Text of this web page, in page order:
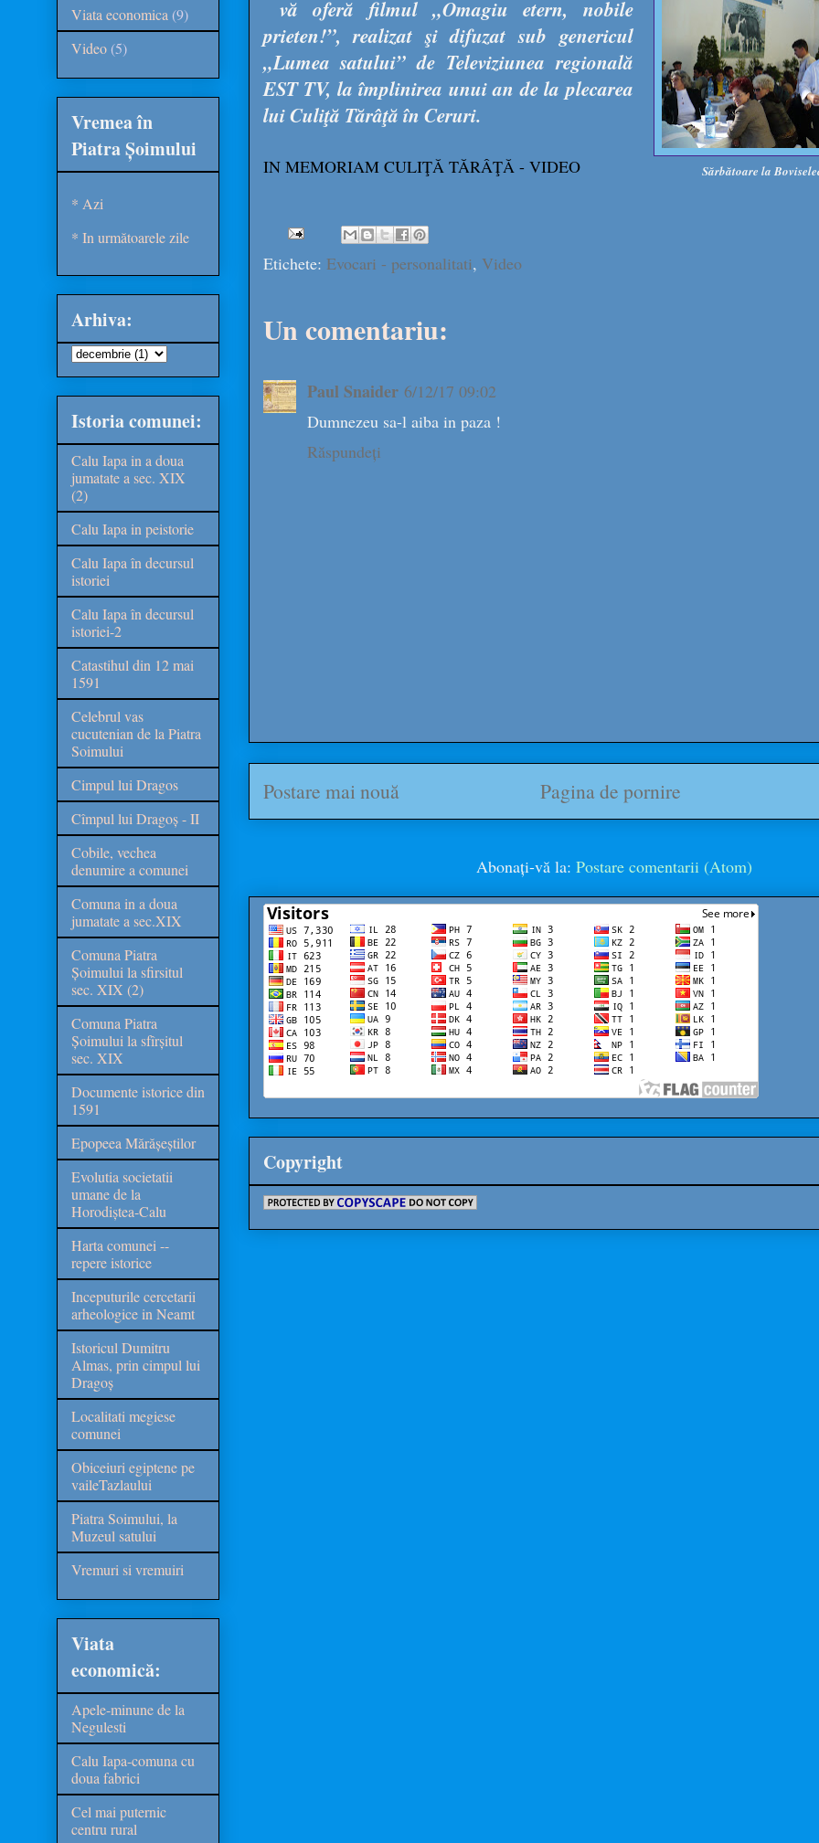
Sărbătoare la
vă oferă filmul „Omagiu etern, nobile
prieten!”, realizat şi difuzat sub genericul
„Lumea satului” de Televiziunea regională
EST TV, la împlinirea unui an de la plecarea
lui Culiţă Tărâţă în Ceruri.
IN MEMORIAM CULIŢĂ TĂRÂŢĂ - VIDEO
Etichete: Evocari - personalitati, Video
Un comentariu:
Paul Snaider 6/12/17 09:02
Dumnezeu sa-l aiba in paza !
Răspundeți
Postare mai nouă Pagina de pornire
Abonați-vă la: Postare comentarii (Atom)
Copyright
Viata economica (9)
Video (5)
Vremea în
Piatra Șoimului
* Azi
* In următoarele zile
Arhiva:
Istoria comunei:
Calu Iapa in a doua
jumatate a sec. XIX
(2)
Calu Iapa in peistorie
Calu Iapa în decursul
istoriei
Calu Iapa în decursul
istoriei-2
Catastihul din 12 mai
1591
Celebrul vas
cucutenian de la Piatra
Soimului
Cimpul lui Dragos
Cîmpul lui Dragoș - II
Cobile, vechea
denumire a comunei
Comuna in a doua
jumatate a sec.XIX
Comuna Piatra
Șoimului la sfirsitul
sec. XIX (2)
Comuna Piatra
Șoimului la sfîrșitul
sec. XIX
Documente istorice din
1591
Epopeea Mărășeștilor
Evolutia societatii
umane de la
Horodiștea-Calu
Harta comunei --
repere istorice
Inceputurile cercetarii
arheologice in Neamt
Istoricul Dumitru
Almas, prin cimpul lui
Dragoș
Localitati megiese
comunei
Obiceiuri egiptene pe
vaileTazlaului
Piatra Soimului, la
Muzeul satului
Vremuri si vremuiri
Viata
economică:
Apele-minune de la
Negulesti
Calu Iapa-comuna cu
doua fabrici
Cel mai puternic
centru rural